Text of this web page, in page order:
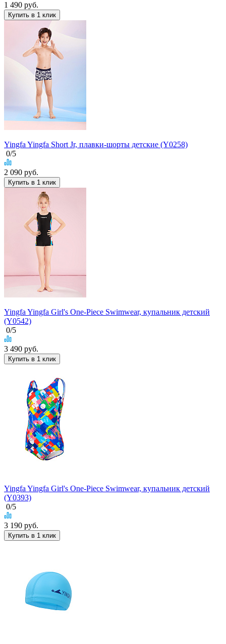
1 490 руб.
Купить в 1 клик
Yingfa Yingfa Short Jr, плавки-шорты детские (Y0258)
0/5
2 090 руб.
Купить в 1 клик
Yingfa Yingfa Girl's One-Piece Swimwear, купальник детский
(Y0542)
0/5
3 490 руб.
Купить в 1 клик
Yingfa Yingfa Girl's One-Piece Swimwear, купальник детский
(Y0393)
0/5
3 190 руб.
Купить в 1 клик